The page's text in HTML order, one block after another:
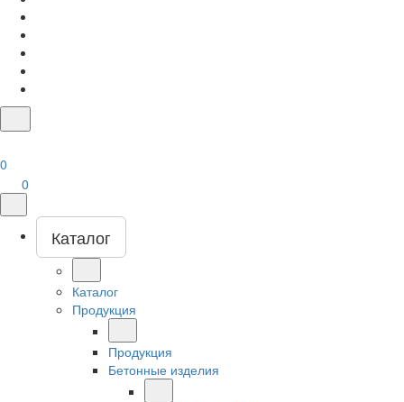
0
0
Каталог
Каталог
Продукция
Продукция
Бетонные изделия